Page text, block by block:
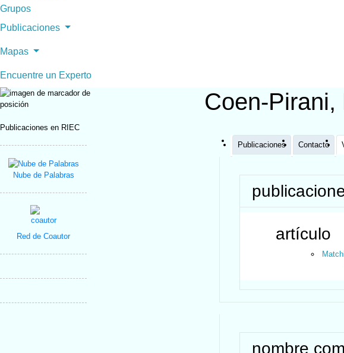
Grupos
Publicaciones
Mapas
Encuentre un Experto
Publicaciones en RIEC
Nube de Palabras
Red de Coautor
Coen-Pirani,
Publicaciones Contacto
artículo
nombre